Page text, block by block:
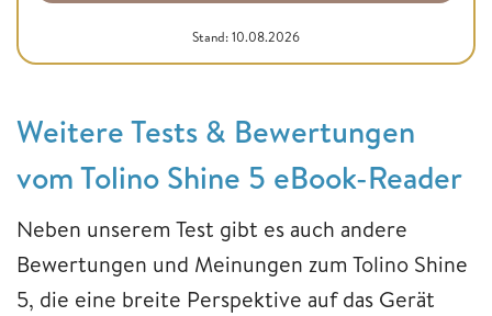
Stand: 10.08.2026
Weitere Tests & Bewertungen
vom Tolino Shine 5 eBook-Reader
Neben unserem Test gibt es auch andere
Bewertungen und Meinungen zum Tolino Shine
5, die eine breite Perspektive auf das Gerät